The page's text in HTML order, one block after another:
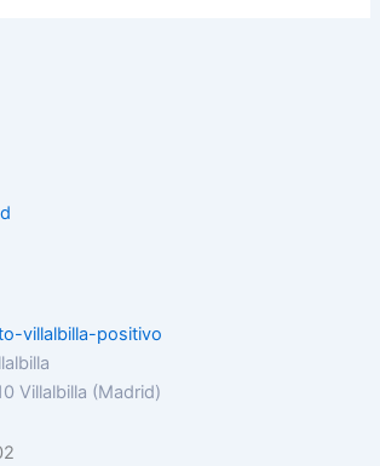
Villalbilla (Madrid)